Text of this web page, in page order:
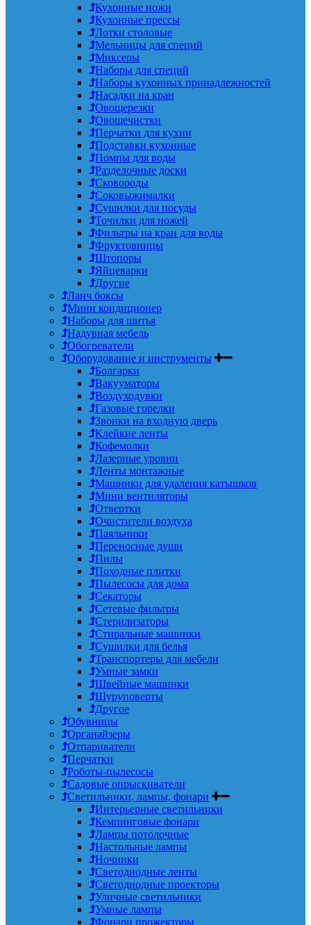
Кухонные ножи
Кухонные прессы
Лотки столовые
Мельницы для специй
Миксеры
Наборы для специй
Наборы кухонных принадлежностей
Насадки на кран
Овощерезки
Овощечистки
Перчатки для кухни
Подставки кухонные
Помпы для воды
Разделочные доски
Сковороды
Соковыжималки
Сушилки для посуды
Точилки для ножей
Фильтры на кран для воды
Фруктовницы
Штопоры
Яйцеварки
Другие
Ланч боксы
Мини кондиционер
Наборы для шитья
Надувная мебель
Обогреватели
Оборудование и инструменты
Болгарки
Вакууматоры
Воздуходувки
Газовые горелки
Звонки на входную дверь
Клейкие ленты
Кофемолки
Лазерные уровни
Ленты монтажные
Машинки для удаления катышков
Мини вентиляторы
Отвертки
Очистители воздуха
Паяльники
Переносные души
Пилы
Походные плитки
Пылесосы для дома
Секаторы
Сетевые фильтры
Стерилизаторы
Стиральные машинки
Сушилки для белья
Транспортеры для мебели
Умные замки
Швейные машинки
Шуруповерты
Другое
Обувницы
Органайзеры
Отпариватели
Перчатки
Роботы-пылесосы
Садовые опрыскиватели
Светильники, лампы, фонари
Интерьерные светильники
Кемпинговые фонари
Лампы потолочные
Настольные лампы
Ночники
Светодиодные ленты
Светодиодные проекторы
Уличные светильники
Умные лампы
Фонари прожекторы